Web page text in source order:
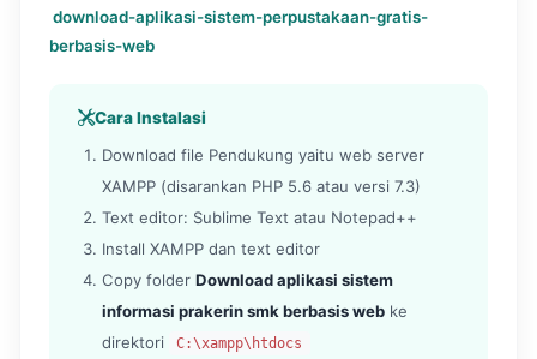
download-aplikasi-sistem-perpustakaan-gratis-
berbasis-web
Cara Instalasi
Download file Pendukung yaitu web server
XAMPP (disarankan PHP 5.6 atau versi 7.3)
Text editor: Sublime Text atau Notepad++
Install XAMPP dan text editor
Copy folder Download aplikasi sistem
informasi prakerin smk berbasis web ke
direktori
C:\xampp\htdocs